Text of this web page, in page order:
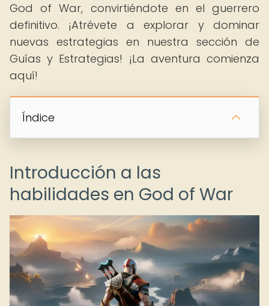
God of War, convirtiéndote en el guerrero
definitivo. ¡Atrévete a explorar y dominar
nuevas estrategias en nuestra sección de
Guías y Estrategias! ¡La aventura comienza
aquí!
Índice
Introducción a las
habilidades en God of War